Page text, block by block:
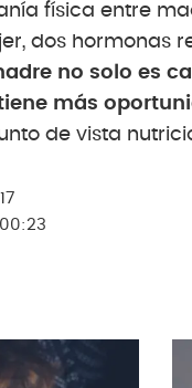
física entre
dos hormonas
no solo es
más
de vista